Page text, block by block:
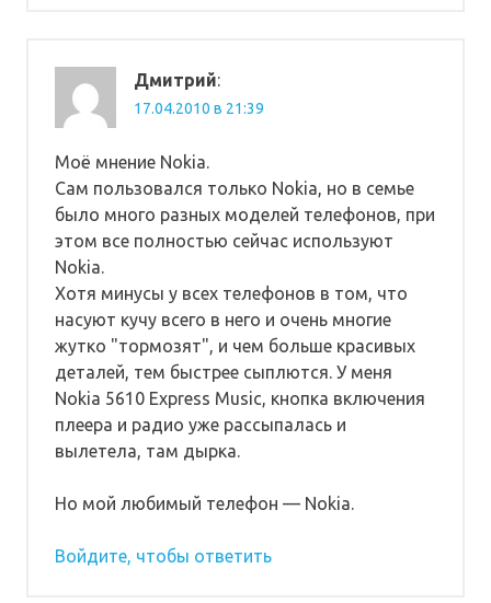
Дмитрий:
17.04.2010 в 21:39
Моё мнение Nokia.
Сам пользовался только Nokia, но в семье
было много разных моделей телефонов, при
этом все полностью сейчас используют
Nokia.
Хотя минусы у всех телефонов в том, что
насуют кучу всего в него и очень многие
жутко "тормозят", и чем больше красивых
деталей, тем быстрее сыплются. У меня
Nokia 5610 Express Music, кнопка включения
плеера и радио уже рассыпалась и
вылетела, там дырка.
Но мой любимый телефон — Nokia.
Войдите, чтобы ответить